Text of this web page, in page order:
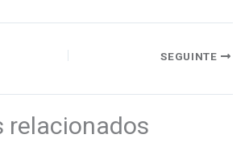
SEGUINTE
relacionados